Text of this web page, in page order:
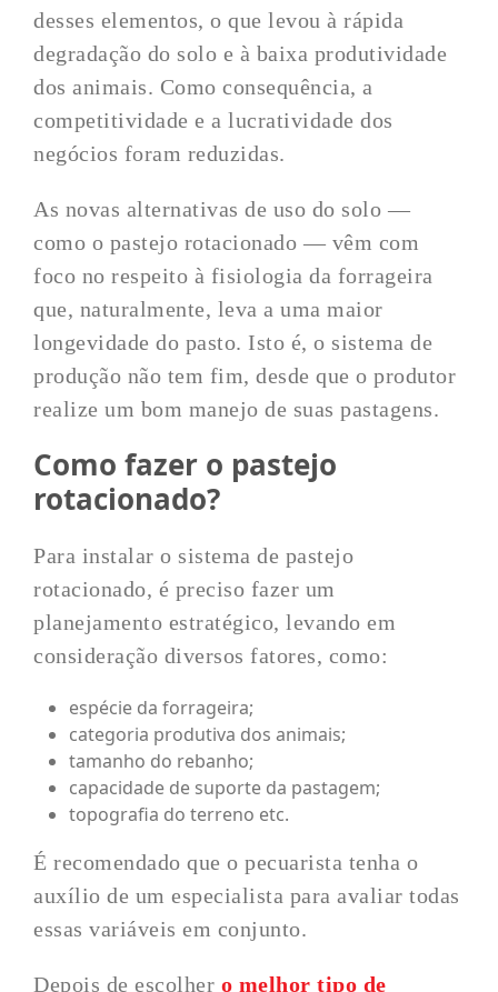
desses elementos, o que levou à rápida
degradação do solo e à baixa produtividade
dos animais. Como consequência, a
competitividade e a lucratividade dos
negócios foram reduzidas.
As novas alternativas de uso do solo —
como o pastejo rotacionado — vêm com
foco no respeito à fisiologia da forrageira
que, naturalmente, leva a uma maior
longevidade do pasto. Isto é, o sistema de
produção não tem fim, desde que o produtor
realize um bom manejo de suas pastagens.
Como fazer o pastejo
rotacionado?
Para instalar o sistema de pastejo
rotacionado, é preciso fazer um
planejamento estratégico, levando em
consideração diversos fatores, como:
espécie da forrageira;
categoria produtiva dos animais;
tamanho do rebanho;
capacidade de suporte da pastagem;
topografia do terreno etc.
É recomendado que o pecuarista tenha o
auxílio de um especialista para avaliar todas
essas variáveis em conjunto.
Depois de escolher o melhor tipo de